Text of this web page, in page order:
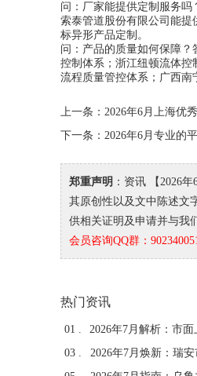
问：厂家能提供定制服务
索泰管道股份有限公司能
标异形产品定制。
问：产品的质量如何保障？
控制体系；浙江纽顿流体
流程质量管控体系；广西南
上一条： 2026年6月上海优
下一条： 2026年6月专业的
郑重声明 ：资讯 【2026
其原创性以及文中陈述文
供相关证明及申请并与我
会员咨询QQ群：
热门资讯
01 .
03 .